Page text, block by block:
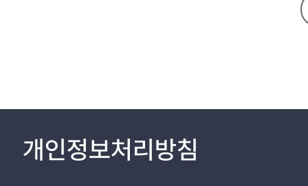
역병의 재난은 참혹하다. 그러나, 그것이 지나간 자리에서 민중이 말하
을 소망하여, 앞으로 또 다가올지 모르는 예측 불가능한 재난을 대비하
개인정보처리방침